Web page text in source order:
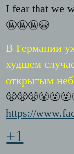
I fear that we
🤬🤬🤬😭
В Германии
худшем
открытым
https://
+1